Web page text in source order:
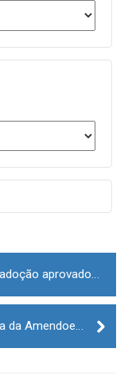
Maioria dos projetos de lei sobre adoção aprovados por unanimidade
Némanus sobem ao palco da “Rainha da Amendoeira em Flor” esta noite